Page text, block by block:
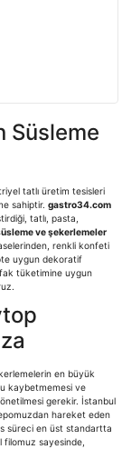
Süsleme
tatlı üretim tesisleri
sahiptir. gastro34.com
tatlı, pasta,
ve şekerlemeler
renkli konfeti
uygun dekoratif
tüketimine uygun
en büyük
kaybetmemesi ve
gerekir. İstanbul
hareket eden
süreci en üst standartta
sayesinde,